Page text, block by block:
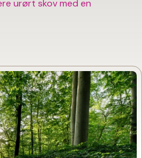
urørt skov med en